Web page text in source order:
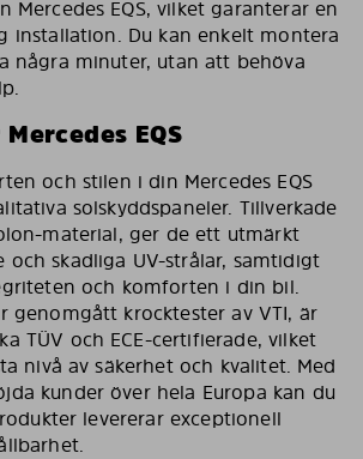
Mercedes EQS, vilket garanterar en
installation. Du kan enkelt montera
några minuter, utan att behöva
EQS
och stilen i din Mercedes EQS
solskyddspaneler. Tillverkade
material, ger de ett utmärkt
och skadliga UV-strålar, samtidigt
och komforten i din bil.
genomgått krocktester av VTI, är
TÜV och ECE-certifierade, vilket
nivå av säkerhet och kvalitet. Med
kunder över hela Europa kan du
levererar exceptionell